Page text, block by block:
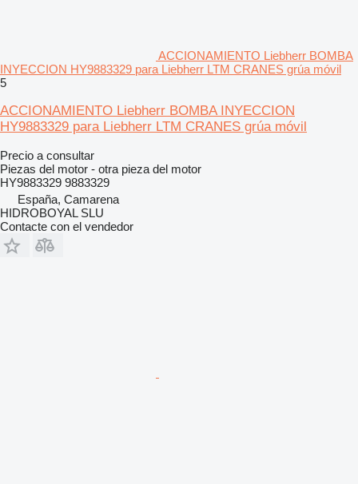
ACCIONAMIENTO Liebherr BOMBA
INYECCION HY9883329 para Liebherr LTM CRANES grúa móvil
5
ACCIONAMIENTO Liebherr BOMBA INYECCION
HY9883329 para Liebherr LTM CRANES grúa móvil
Precio a consultar
Piezas del motor - otra pieza del motor
HY9883329 9883329
España, Camarena
HIDROBOYAL SLU
Contacte con el vendedor